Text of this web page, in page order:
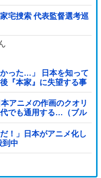
監督選考巡
った…」 日本を知って
『本家』に失望する事
アニメの作画のクオリ
でも通用する…（ブル
！」日本がアニメ化し
到中